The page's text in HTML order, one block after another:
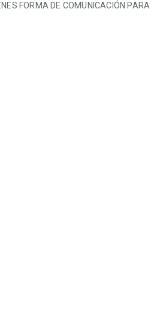
FORMA DE COMUNICACIÓN PARA